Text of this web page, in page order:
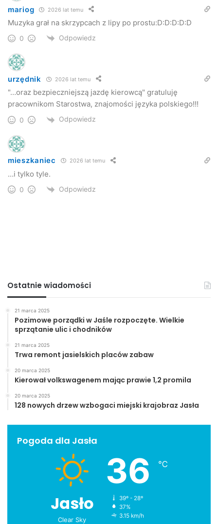
mariog 2026 lat temu
Muzyka grał na skrzypcach z lipy po prostu:D:D:D:D:D
0 Odpowiedz
urzędnik 2026 lat temu
"…oraz bezpieczniejszą jazdę kierowcą" gratuluję
pracownikom Starostwa, znajomości języka polskiego!!!
0 Odpowiedz
mieszkaniec 2026 lat temu
…i tylko tyle.
0 Odpowiedz
Ostatnie wiadomości
21 marca 2025
Pozimowe porządki w Jaśle rozpoczęte. Wielkie
sprzątanie ulic i chodników
21 marca 2025
Trwa remont jasielskich placów zabaw
20 marca 2025
Kierował volkswagenem mając prawie 1,2 promila
20 marca 2025
128 nowych drzew wzbogaci miejski krajobraz Jasła
Pogoda dla Jasła
Jasło
Clear Sky
36 ℃
39º - 28º
37%
3.15 km/h